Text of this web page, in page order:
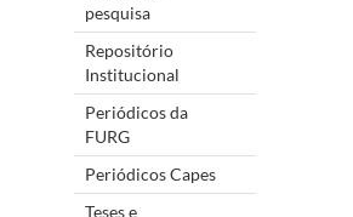
pesquisa
Repositório
Institucional
Periódicos da
FURG
Periódicos Capes
Teses e